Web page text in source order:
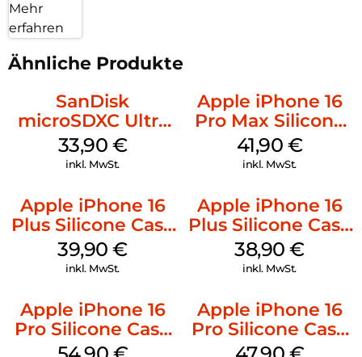
Mehr
erfahren
Ähnliche Produkte
SanDisk
microSDXC Ultra
128 GB + Adapter
Mobile
33,90 €
inkl. MwSt.
Apple iPhone 16
Pro Max Silicone
Case MagSafe
Ultramarine
41,90 €
inkl. MwSt.
Apple iPhone 16
Plus Silicone Case
MagSafe Plum
39,90€
inkl. MwSt.
Apple iPhone 16
Plus Silicone Case
MagSafe Denim
38,90€
inkl. MwSt.
Apple iPhone 16
Pro Silicone Case
MagSafe Black
Apple iPhone 16
Pro Silicone Case
MagSafe Denim